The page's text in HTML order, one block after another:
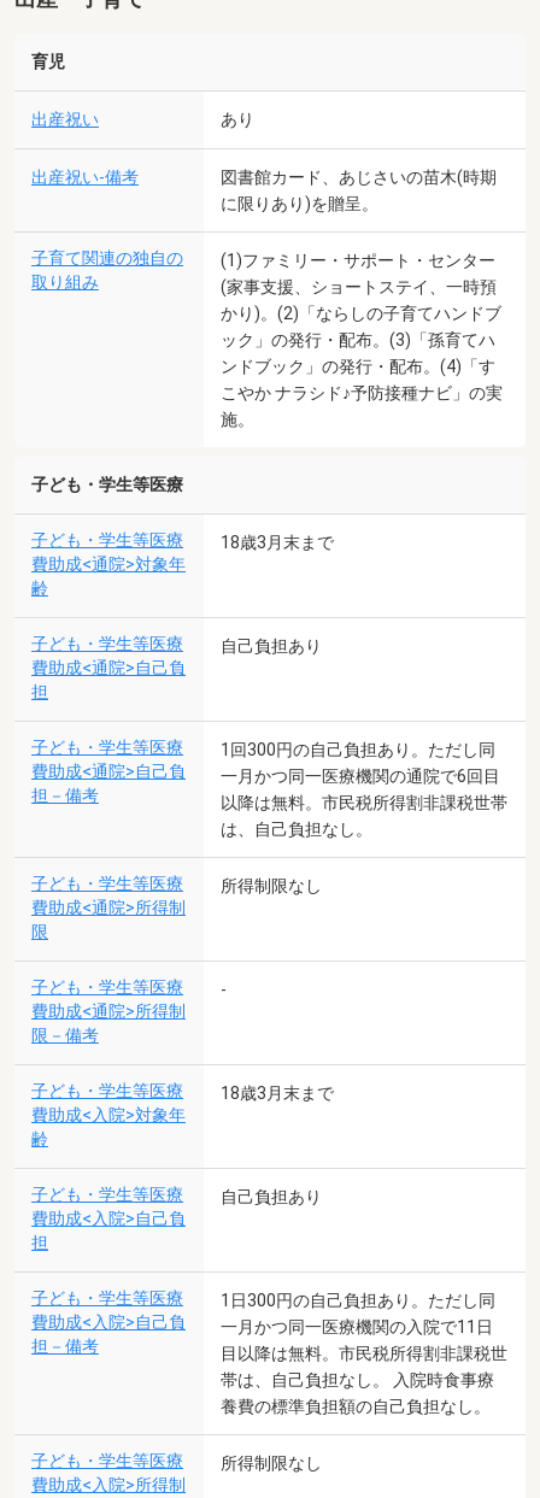
育児
出産祝い あり
出産祝い-備考
図書館カード、あじさいの苗木(時期
に限りあり)を贈呈。
子育て関連の独自の
取り組み
(1)ファミリー・サポート・センター
(家事支援、ショートステイ、一時預
かり)。(2)「ならしの子育てハンドブ
ック」の発行・配布。(3)「孫育てハ
ンドブック」の発行・配布。(4)「す
こやか ナラシド♪予防接種ナビ」の実
施。
子ども・学生等医療
子ども・学生等医療
費助成<通院>対象年
齢
18歳3月末まで
子ども・学生等医療
費助成<通院>自己負
担
自己負担あり
子ども・学生等医療
費助成<通院>自己負
担－備考
1回300円の自己負担あり。ただし同
一月かつ同一医療機関の通院で6回目
以降は無料。市民税所得割非課税世帯
は、自己負担なし。
子ども・学生等医療
費助成<通院>所得制
限
所得制限なし
子ども・学生等医療
費助成<通院>所得制
限－備考
-
子ども・学生等医療
費助成<入院>対象年
齢
18歳3月末まで
子ども・学生等医療
費助成<入院>自己負
担
自己負担あり
子ども・学生等医療
費助成<入院>自己負
担－備考
1日300円の自己負担あり。ただし同
一月かつ同一医療機関の入院で11日
目以降は無料。市民税所得割非課税世
帯は、自己負担なし。 入院時食事療
養費の標準負担額の自己負担なし。
子ども・学生等医療
費助成<入院>所得制
所得制限なし